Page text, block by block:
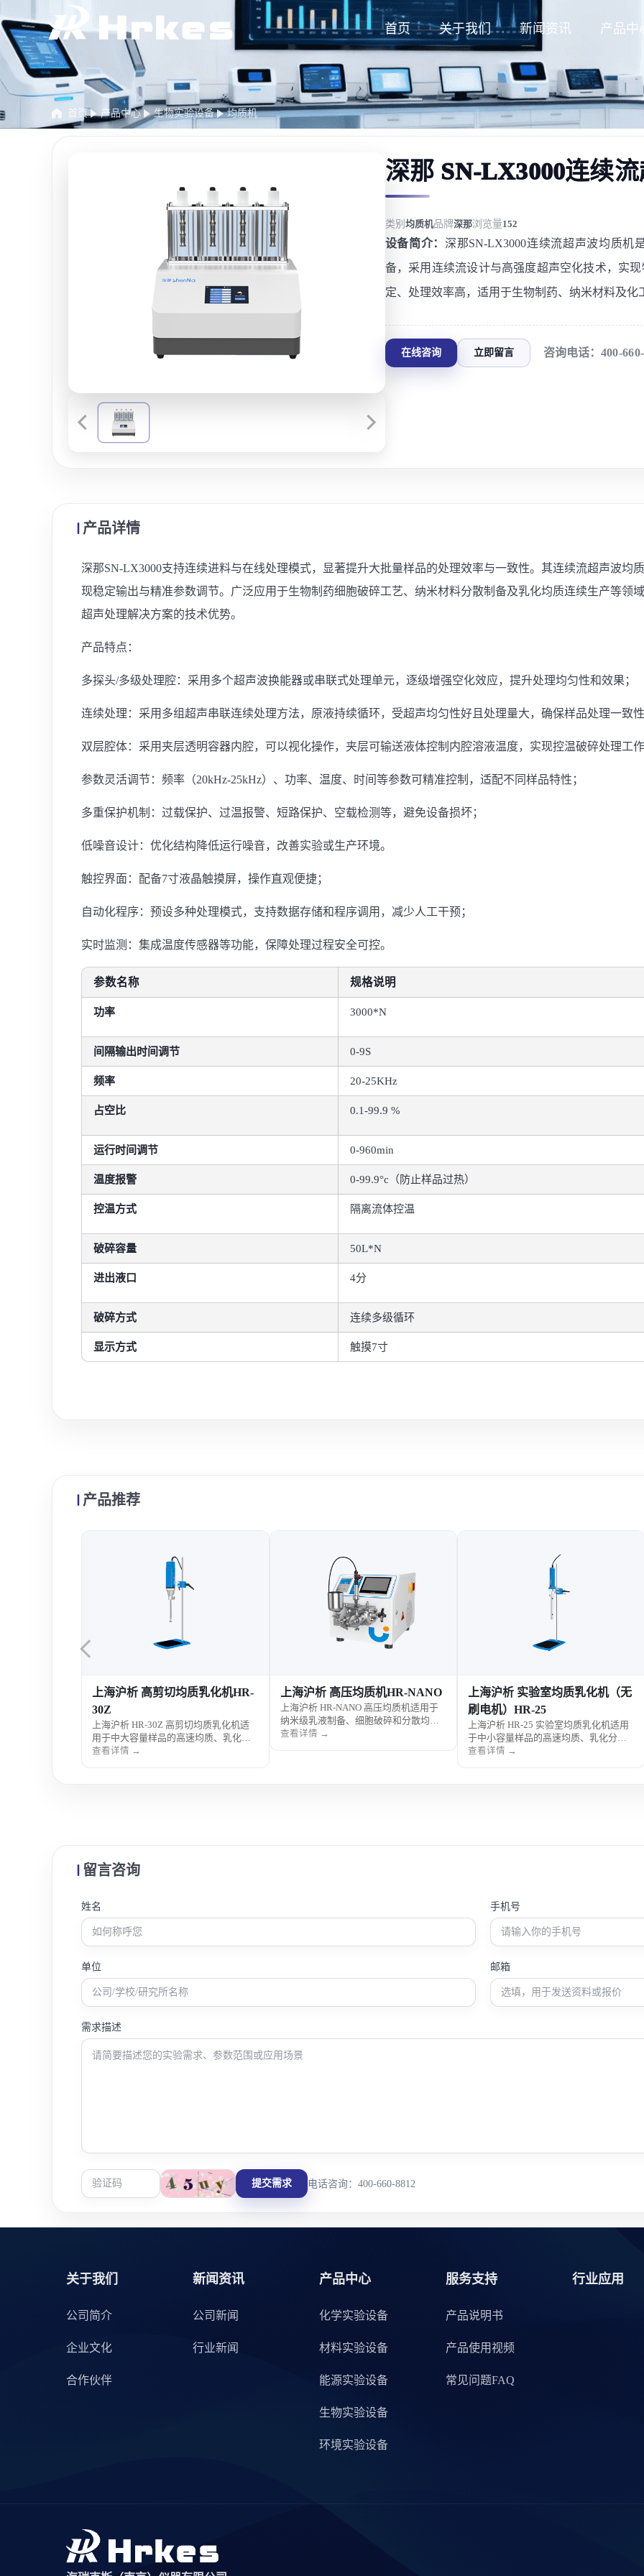
首页 关于我们 新闻资讯 产品中
首页 产品中心 生物实验设备 均质机
深那 SN-LX3000连续
类别 均质机品牌深那浏览量152
设备简介：深那SN-LX3000连续流超声波均质机
备，采用连续流设计与高强度超声空化技术，实
定、处理效率高，适用于生物制药、纳米材料及化
在线咨询 立即留言 咨询电话： 400-
产品详情
深那SN-LX3000支持连续进料与在线处理模式，显著提升大批量样品的处理效率与一致性。其连续流超声波均
现稳定输出与精准参数调节。广泛应用于生物制药细胞破碎工艺、纳米材料分散制备及乳化均质连续生产等领
超声处理解决方案的技术优势。
产品特点：
多探头/多级处理腔：采用多个超声波换能器或串联式处理单元，逐级增强空化效应，提升处理均匀性和效果；
连续处理：采用多组超声串联连续处理方法，原液持续循环，受超声均匀性好且处理量大，确保样品处理一致性
双层腔体：采用夹层透明容器内腔，可以视化操作，夹层可输送液体控制内腔溶液温度，实现控温破碎处理工作
参数灵活调节：频率（20kHz-25kHz）、功率、温度、时间等参数可精准控制，适配不同样品特性；
多重保护机制：过载保护、过温报警、短路保护、空载检测等，避免设备损坏；
低噪音设计：优化结构降低运行噪音，改善实验或生产环境。
触控界面：配备7寸液晶触摸屏，操作直观便捷；
自动化程序：预设多种处理模式，支持数据存储和程序调用，减少人工干预；
实时监测：集成温度传感器等功能，保障处理过程安全可控。
参数名称 规格说明
功率 3000*N
间隔输出时间调节 0-9S
频率 20-25KHz
占空比 0.1-99.9 %
运行时间调节 0-960min
温度报警 0-99.9°c（防止样品过热）
控温方式 隔离流体控温
破碎容量 50L*N
进出液口 4分
破碎方式 连续多级循环
显示方式 触摸7寸
产品推荐
上海沪析 高压均质机HR-NANO
上海沪析 HR-NANO 高压均质机适用于
纳米级乳液制备、细胞破碎和分散均质
处理，采用高压剪切均质技术，可快速
获得粒径均匀细腻的处理结果。该高压
查看详情 →
上海沪析 实验室均质乳化机（无
刷电机）HR-25
上海沪析 HR-25 实验室均质乳化机适用
于中小容量样品的高速均质、乳化分散
深那SN-PFG650干式超声均质仪
深那SN-PFG650干式超声均质仪是一款
采用干式超声传导技术的高效样品处理
设备，适用于无直接接触介质条件下的
均质与分散实验。设备具备高功率输出
查看详情 →
留言咨询
姓名 手机号
单位 邮箱
需求描述
提交需求 电话咨询：400-660-8812
关于我们
公司简介
企业文化
合作伙伴
新闻资讯
公司新闻
行业新闻
产品中心
化学实验设备
材料实验设备
能源实验设备
生物实验设备
环境实验设备
服务支持
产品说明书
产品使用视频
常见问题FAQ
行业应用